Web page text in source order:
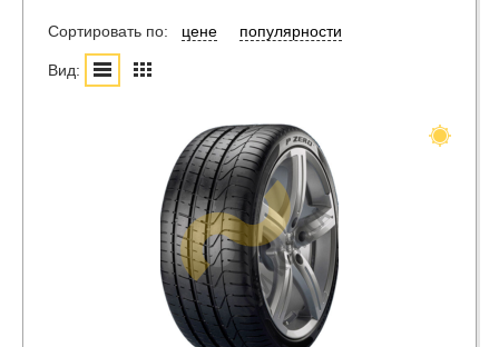
Сортировать по: цене популярности
Вид: